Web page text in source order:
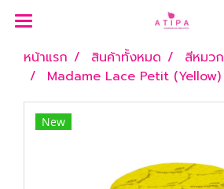
หน้าแรก สินค้าทั้งหมด สีหมวก
Madame Lace Petit (Yellow)
New